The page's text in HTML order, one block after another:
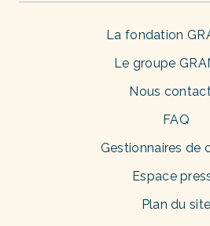
La fondation
Le groupe
Nous
FAQ
Gestionnaires de
Espace
Plan du site